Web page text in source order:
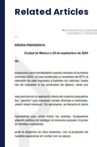
Related Articles